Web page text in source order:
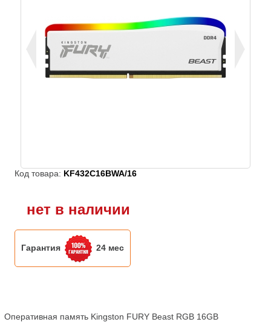
Код товара: KF432C16BWA/16
нет в наличии
Гарантия 24 мес
Оперативная память Kingston FURY Beast RGB 16GB